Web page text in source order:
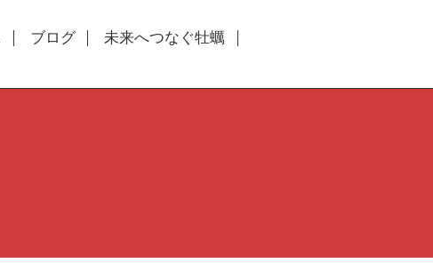
ブログ
未来へつなぐ牡蠣